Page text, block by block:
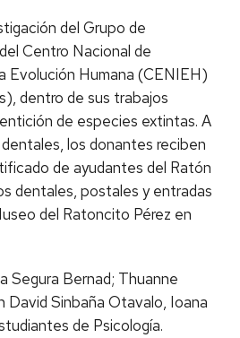
del Grupo de
Centro Nacional de
Evolución Humana (CENIEH)
dentro de sus trabajos
de especies extintas. A
los donantes reciben
de ayudantes del Ratón
dentales, postales y entradas
del Ratoncito Pérez en
Segura Bernad; Thuanne
David Sinbaña Otavalo, Ioana
de Psicología.